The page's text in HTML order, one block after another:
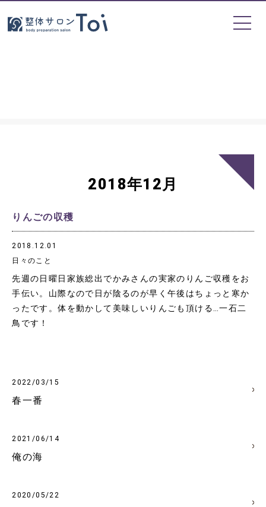
2018年12月
りんごの収穫
2018.12.01
日々のこと
先週の日曜日家族総出でかみさんの実家のりんご収穫をお
手伝い。山際なので日が陰るのが早く午後はちょっと寒か
ったです。体を動かして美味しいりんごも頂ける…一石二
鳥です！
2022/03/15
春一番
2021/06/14
俺の海
2020/05/22